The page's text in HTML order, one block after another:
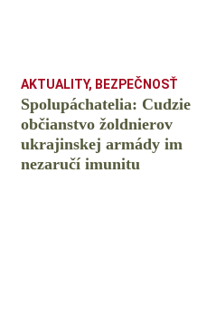
AKTUALITY, BEZPEČNOSŤ
Spolupáchatelia: Cudzie
občianstvo žoldnierov
ukrajinskej armády im
nezaručí imunitu